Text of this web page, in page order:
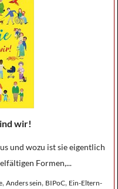
wir!
und wozu ist sie eigentlich
Formen,...
, Anders sein, BIPoC, Ein-Eltern-